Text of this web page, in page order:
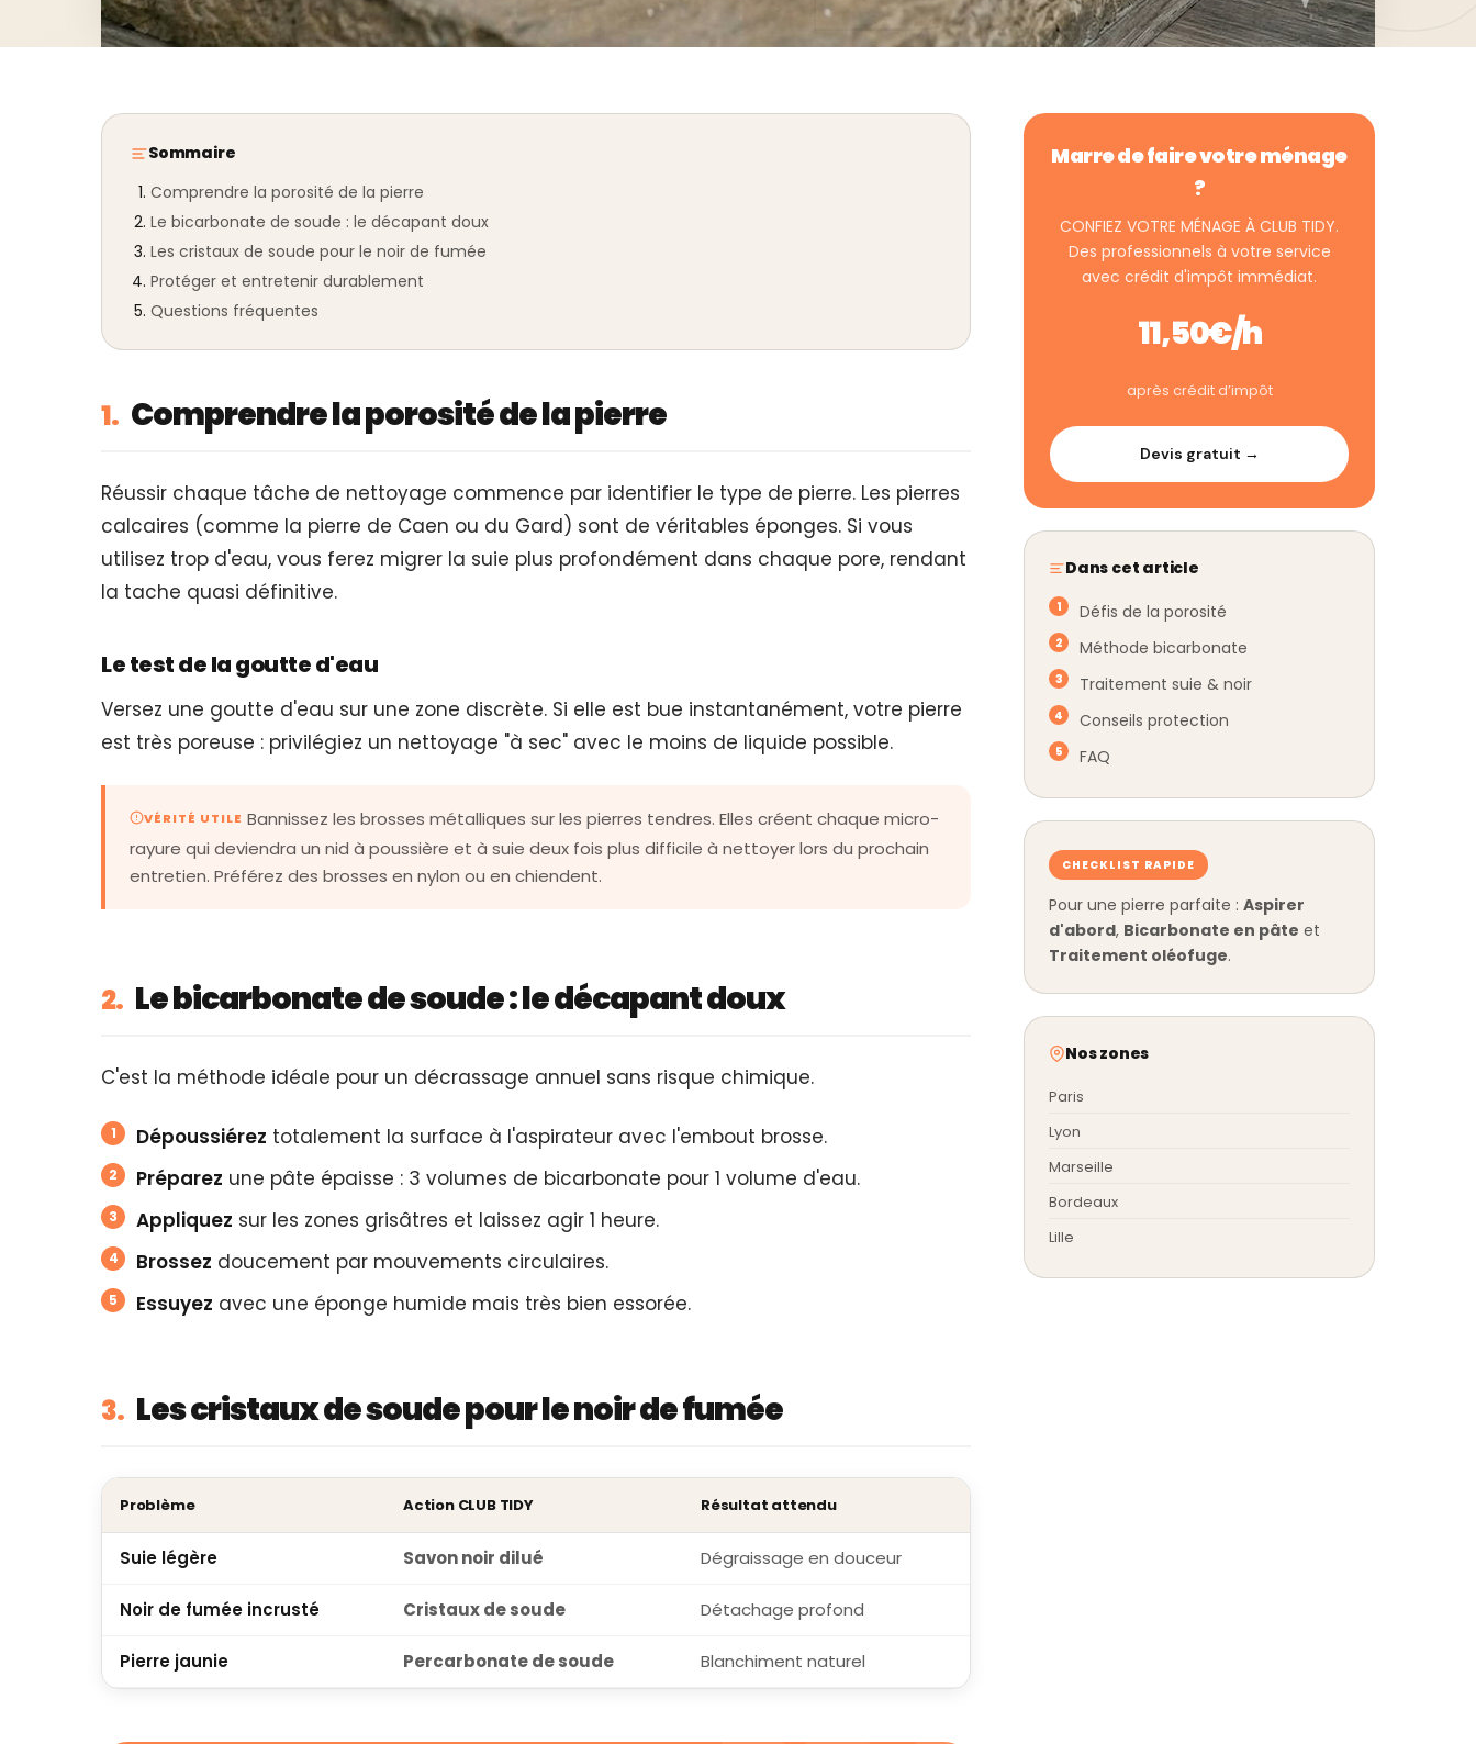
Sommaire
Comprendre la porosité de la pierre
Le bicarbonate de soude : le décapant doux
Les cristaux de soude pour le noir de fumée
Protéger et entretenir durablement
Questions fréquentes
1. Comprendre la porosité de la pierre
Réussir chaque tâche de nettoyage commence par identifier le type de pierre. Les pierres
calcaires (comme la pierre de Caen ou du Gard) sont de véritables éponges. Si vous
utilisez trop d'eau, vous ferez migrer la suie plus profondément dans chaque pore, rendant
la tache quasi définitive.
Le test de la goutte d'eau
Versez une goutte d'eau sur une zone discrète. Si elle est bue instantanément, votre pierre
est très poreuse : privilégiez un nettoyage "à sec" avec le moins de liquide possible.
VÉRITÉ UTILE Bannissez les brosses métalliques sur les pierres tendres. Elles créent chaque micro-
rayure qui deviendra un nid à poussière et à suie deux fois plus difficile à nettoyer lors du prochain
entretien. Préférez des brosses en nylon ou en chiendent.
2. Le bicarbonate de soude : le décapant doux
C'est la méthode idéale pour un décrassage annuel sans risque chimique.
Dépoussiérez totalement la surface à l'aspirateur avec l'embout brosse.
Préparez une pâte épaisse : 3 volumes de bicarbonate pour 1 volume d'eau.
Appliquez sur les zones grisâtres et laissez agir 1 heure.
Brossez doucement par mouvements circulaires.
Essuyez avec une éponge humide mais très bien essorée.
3. Les cristaux de soude pour le noir de fumée
Problème Action CLUB TIDY Résultat attendu
Suie légère Savon noir dilué Dégraissage en douceur
Noir de fumée incrusté Cristaux de soude Détachage profond
Pierre jaunie Percarbonate de soude Blanchiment naturel
Marre de faire votre ménage
?
CONFIEZ VOTRE MÉNAGE À CLUB TIDY.
Des professionnels à votre service
avec crédit d'impôt immédiat.
11,50€/h
après crédit d’impôt
Devis gratuit →
Dans cet article
Défis de la porosité
Méthode bicarbonate
Traitement suie & noir
Conseils protection
FAQ
CHECKLIST RAPIDE
Pour une pierre parfaite : Aspirer
d'abord, Bicarbonate en pâte et
Traitement oléofuge.
Nos zones
Paris
Lyon
Marseille
Bordeaux
Lille